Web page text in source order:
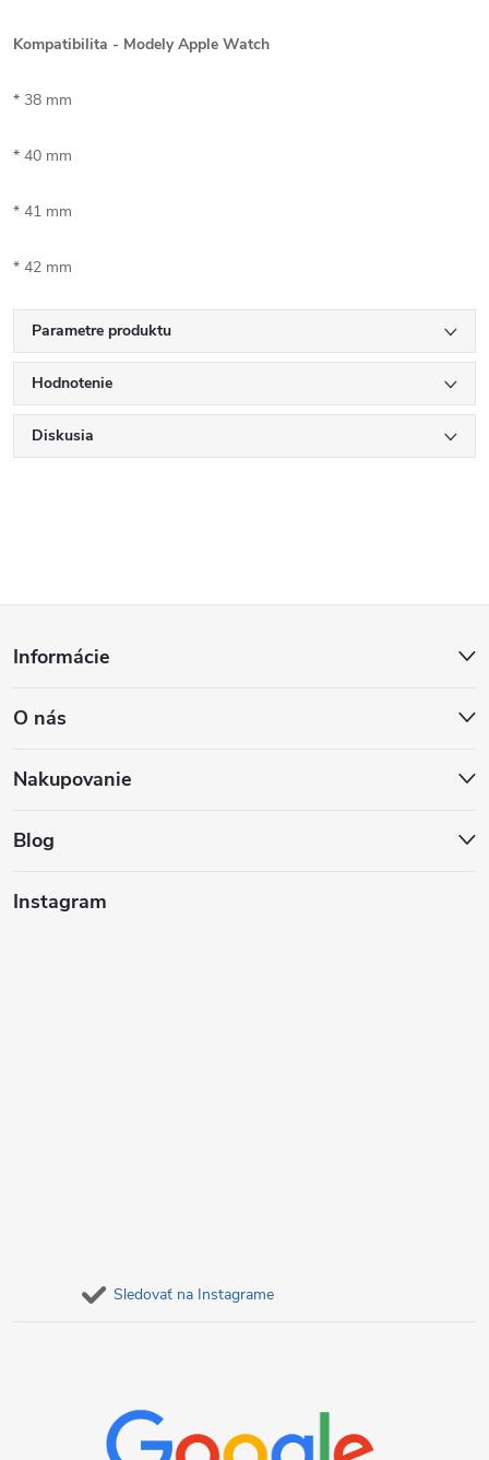
Kompatibilita - Modely Apple Watch
* 38 mm
* 40 mm
* 41 mm
* 42 mm
Parametre produktu
Hodnotenie
Diskusia
p
ä
Informácie
O nás
Nakupovanie
Blog
Instagram
Sledovať na Instagrame